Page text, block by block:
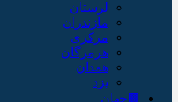
لرستان
مازندران
مرکزی
هرمزگان
همدان
یزد
🟫جهان